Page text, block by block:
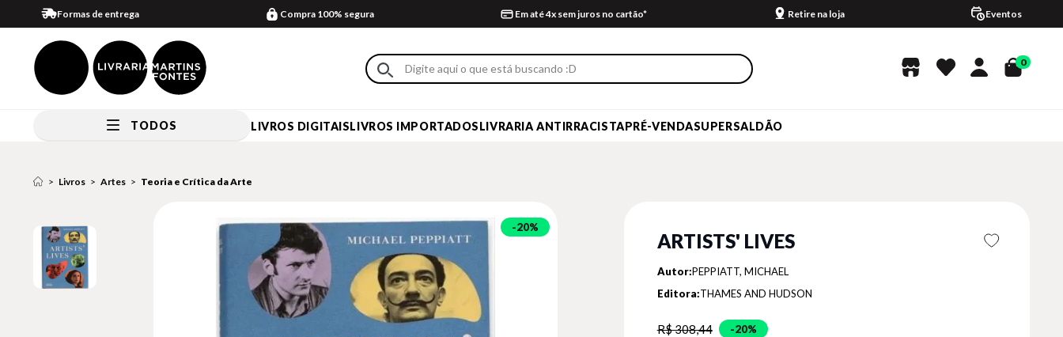
Formas de entrega Compra 100% segura Em até 4x sem juros no cartão* Retire na loja Eventos
0
TODOS LIVROS DIGITAISLIVROS IMPORTADOSLIVRARIA ANTIRRACISTAPRÉ-VENDASUPERSALDÃO
Livros Artes Teoria e Crítica da Arte
20%
ARTISTS' LIVES
Autor:PEPPIATT, MICHAEL
Editora:THAMES AND HUDSON
R$ 308,44 20%